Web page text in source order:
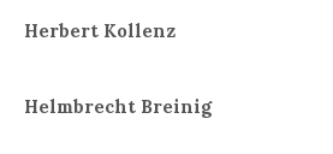
Herbert Kollenz
Helmbrecht Breinig